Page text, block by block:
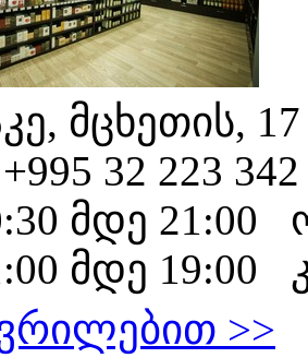
მცხეთის, 17
+995 32 223 342
მდე 21:00
მდე 19:00
>>